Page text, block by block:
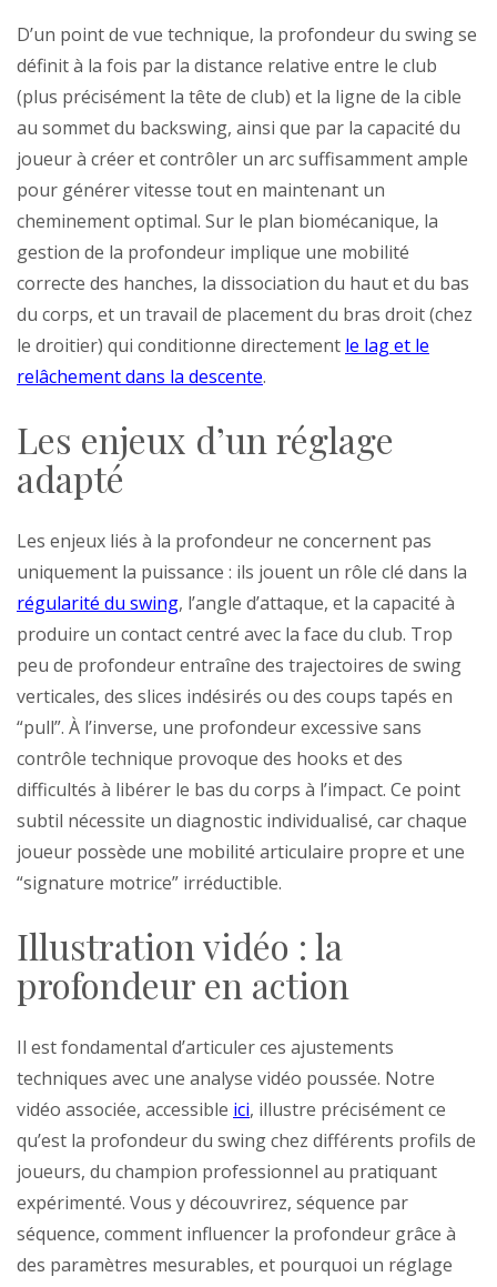
D’un point de vue technique, la profondeur du swing se
définit à la fois par la distance relative entre le club
(plus précisément la tête de club) et la ligne de la cible
au sommet du backswing, ainsi que par la capacité du
joueur à créer et contrôler un arc suffisamment ample
pour générer vitesse tout en maintenant un
cheminement optimal. Sur le plan biomécanique, la
gestion de la profondeur implique une mobilité
correcte des hanches, la dissociation du haut et du bas
du corps, et un travail de placement du bras droit (chez
le droitier) qui conditionne directement le lag et le
relâchement dans la descente.
Les enjeux d’un réglage
adapté
Les enjeux liés à la profondeur ne concernent pas
uniquement la puissance : ils jouent un rôle clé dans la
régularité du swing, l’angle d’attaque, et la capacité à
produire un contact centré avec la face du club. Trop
peu de profondeur entraîne des trajectoires de swing
verticales, des slices indésirés ou des coups tapés en
“pull”. À l’inverse, une profondeur excessive sans
contrôle technique provoque des hooks et des
difficultés à libérer le bas du corps à l’impact. Ce point
subtil nécessite un diagnostic individualisé, car chaque
joueur possède une mobilité articulaire propre et une
“signature motrice” irréductible.
Illustration vidéo : la
profondeur en action
Il est fondamental d’articuler ces ajustements
techniques avec une analyse vidéo poussée. Notre
vidéo associée, accessible ici, illustre précisément ce
qu’est la profondeur du swing chez différents profils de
joueurs, du champion professionnel au pratiquant
expérimenté. Vous y découvrirez, séquence par
séquence, comment influencer la profondeur grâce à
des paramètres mesurables, et pourquoi un réglage